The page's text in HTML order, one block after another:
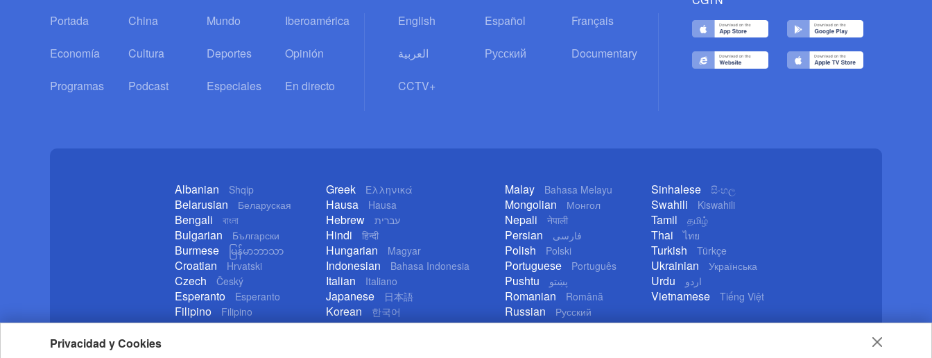
Privacidad y Cookies
Portada China Mundo Iberoamérica
Economía Cultura Deportes Opinión
Programas Podcast Especiales En directo
English Español Français
العربية Русский Documentary
CCTV+
Albanian Shqip
Belarusian Беларуская
Bengali বাংলা
Bulgarian Български
Burmese မြန်မာဘာသာ
Croatian Hrvatski
Czech Český
Esperanto Esperanto
Filipino Filipino
German Deutsch
Greek Ελληνικά
Hausa Hausa
Hebrew עברית
Hindi हिन्दी
Hungarian Magyar
Indonesian Bahasa Indonesia
Italian Italiano
Japanese 日本語
Korean 한국어
Lao ລາວ
Malay Bahasa Melayu
Mongolian Монгол
Nepali नेपाली
Persian فارسی
Polish Polski
Portuguese Português
Pushtu پښتو
Romanian Română
Russian Русский
Serbian Српски
Sinhalese සිංහල
Swahili Kiswahili
Tamil தமிழ்
Thai ไทย
Turkish Türkçe
Ukrainian Українська
Urdu اردو
Vietnamese Tiếng Việt